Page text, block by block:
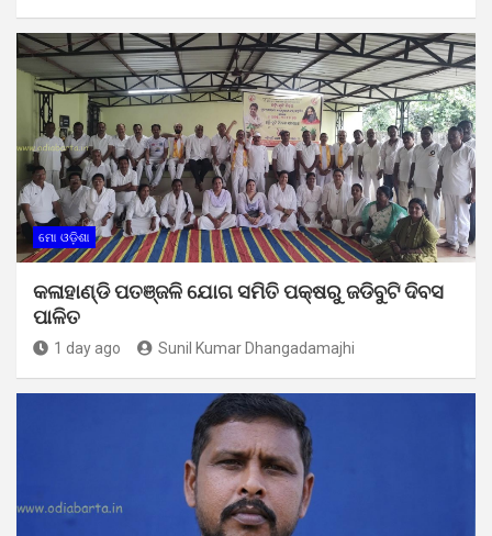
ମୋ ଓଡ଼ିଶା
କଳାହାଣ୍ଡି ପତଞ୍ଜଳି ଯୋଗ ସମିତି ପକ୍ଷରୁ ଜଡିବୁଟି ଦିବସ
ପାଳିତ
1 day ago Sunil Kumar Dhangadamajhi